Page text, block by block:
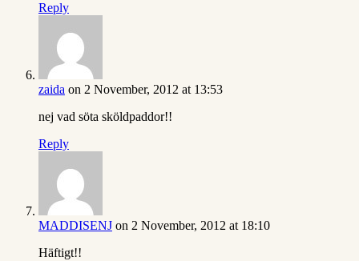
Reply
zaida on 2 November, 2012 at 13:53
nej vad söta sköldpaddor!!
Reply
MADDISENJ on 2 November, 2012 at 18:10
Häftigt!!